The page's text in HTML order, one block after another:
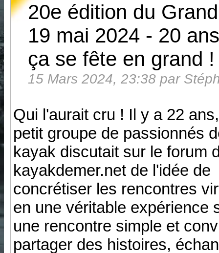
20e édition du
19 mai 2024 - 20
ça se fête en grand !
15 Mars 2024, 23:38 par
Qui l'aurait cru ! Il y a 22
petit groupe de passionnés
kayak discutait sur le forum
kayakdemer.net de l'idée de
concrétiser les rencontres
en une véritable expérience
une rencontre simple et
partager des histoires,